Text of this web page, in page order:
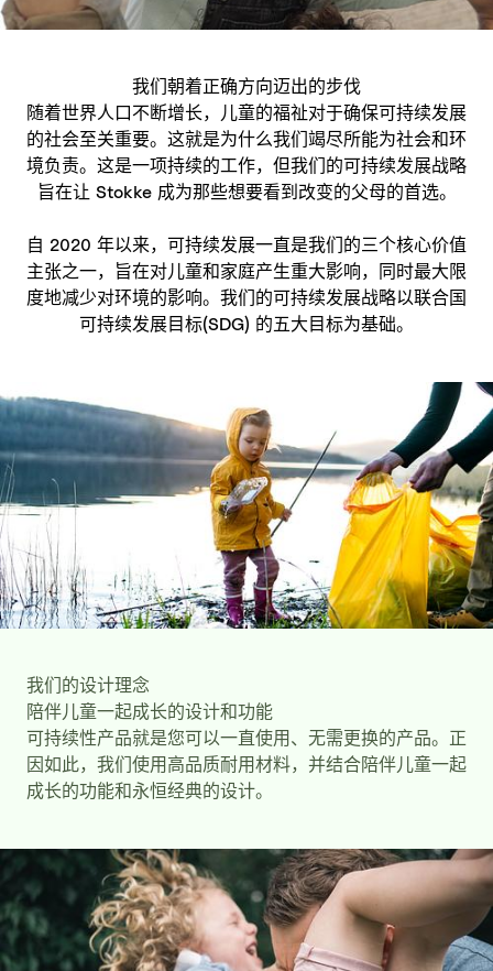
我们朝着正确方向迈出的步伐
随着世界人口不断增长，儿童的福祉对于确保可持续发展
的社会至关重要。这就是为什么我们竭尽所能为社会和环
境负责。这是一项持续的工作，但我们的可持续发展战略
旨在让 Stokke 成为那些想要看到改变的父母的首选。
自 2020 年以来，可持续发展一直是我们的三个核心价值
主张之一，旨在对儿童和家庭产生重大影响，同时最大限
度地减少对环境的影响。我们的可持续发展战略以联合国
可持续发展目标(SDG) 的五大目标为基础。
我们的设计理念
陪伴儿童一起成长的设计和功能
可持续性产品就是您可以一直使用、无需更换的产品。正
因如此，我们使用高品质耐用材料，并结合陪伴儿童一起
成长的功能和永恒经典的设计。